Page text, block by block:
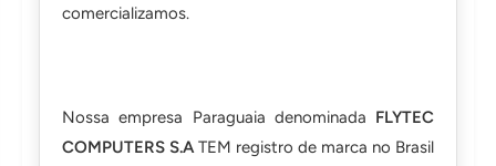
comercializamos.
Nossa empresa Paraguaia denominada FLYTEC
COMPUTERS S.ATEM registro de marca no Brasil